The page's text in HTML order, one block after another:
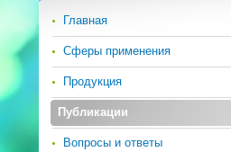
Главная
Сферы применения
Продукция
Публикации
Вопросы и ответы